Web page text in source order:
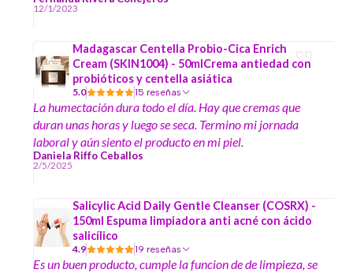
12/1/2023
Madagascar Centella Probio-Cica Enrich
Cream (SKIN1004) - 50mlCrema antiedad con
probióticos y centella asiática
5.0 15 reseñas
La humectación dura todo el día. Hay que cremas que
duran unas horas y luego se seca. Termino mi jornada
laboral y aún siento el producto en mi piel.
Daniela Riffo Ceballos
2/5/2025
Salicylic Acid Daily Gentle Cleanser (COSRX) -
150ml Espuma limpiadora anti acné con ácido
salicílico
4.9 19 reseñas
Es un buen producto, cumple la funcion de de limpieza, se